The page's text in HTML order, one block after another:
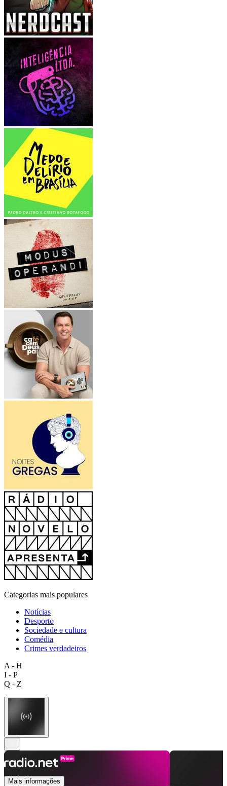
Categorias mais populares
Notícias
Desporto
Sociedade e cultura
Comédia
Crimes verdadeiros
A - H
I - P
Q - Z
Mais informações